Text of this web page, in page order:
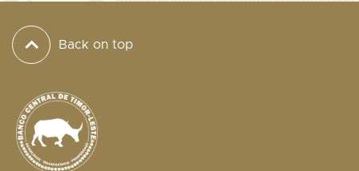
Back on top